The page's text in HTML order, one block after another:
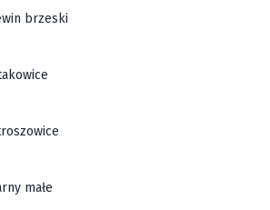
brzeski
małe